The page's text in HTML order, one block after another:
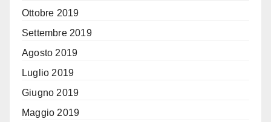
Ottobre 2019
Settembre 2019
Agosto 2019
Luglio 2019
Giugno 2019
Maggio 2019